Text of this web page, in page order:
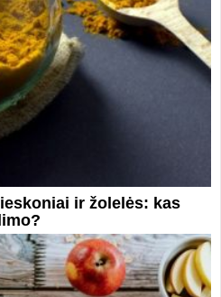
ir žolelės: kas